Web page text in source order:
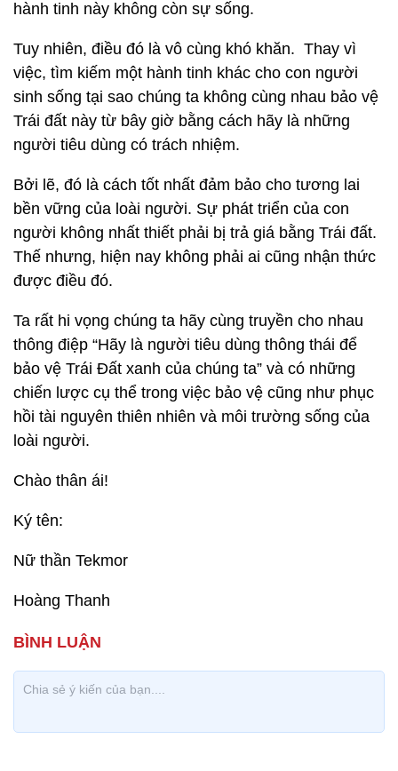
hành tinh này không còn sự sống.
Tuy nhiên, điều đó là vô cùng khó khăn. Thay vì
việc, tìm kiếm một hành tinh khác cho con người
sinh sống tại sao chúng ta không cùng nhau bảo vệ
Trái đất này từ bây giờ bằng cách hãy là những
người tiêu dùng có trách nhiệm.
Bởi lẽ, đó là cách tốt nhất đảm bảo cho tương lai
bền vững của loài người. Sự phát triển của con
người không nhất thiết phải bị trả giá bằng Trái đất.
Thế nhưng, hiện nay không phải ai cũng nhận thức
được điều đó.
Ta rất hi vọng chúng ta hãy cùng truyền cho nhau
thông điệp “Hãy là người tiêu dùng thông thái để
bảo vệ Trái Đất xanh của chúng ta” và có những
chiến lược cụ thể trong việc bảo vệ cũng như phục
hồi tài nguyên thiên nhiên và môi trường sống của
loài người.
Chào thân ái!
Ký tên:
Nữ thần Tekmor
Hoàng Thanh